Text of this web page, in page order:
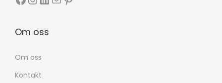
Om oss
Om oss
Kontakt